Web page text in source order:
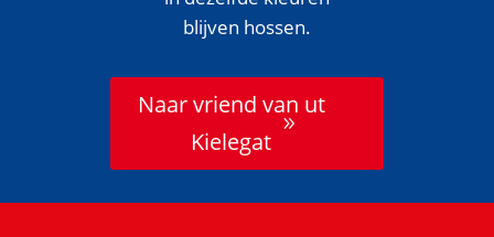
blijven hossen.
Naar vriend van ut
Kielegat